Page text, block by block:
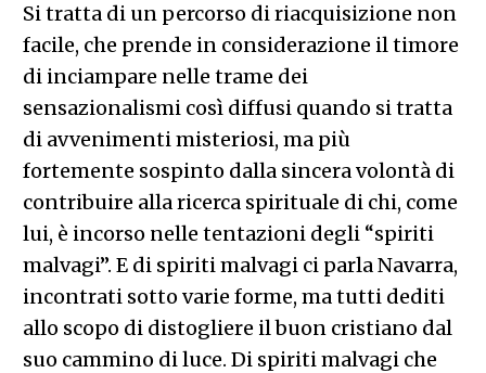
Si tratta di un percorso di riacquisizione non
facile, che prende in considerazione il timore
di inciampare nelle trame dei
sensazionalismi così diffusi quando si tratta
di avvenimenti misteriosi, ma più
fortemente sospinto dalla sincera volontà di
contribuire alla ricerca spirituale di chi, come
lui, è incorso nelle tentazioni degli “spiriti
malvagi”. E di spiriti malvagi ci parla Navarra,
incontrati sotto varie forme, ma tutti dediti
allo scopo di distogliere il buon cristiano dal
suo cammino di luce. Di spiriti malvagi che